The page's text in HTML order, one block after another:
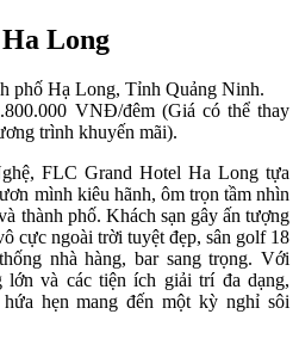
Long
phố Hạ Long, Tỉnh Quảng Ninh.
VNĐ/đêm (Giá có thể thay
trình khuyến mãi).
FLC Grand Hotel Ha Long tựa
mình kiêu hãnh, ôm trọn tầm nhìn
thành phố. Khách sạn gây ấn tượng
cực ngoài trời tuyệt đẹp, sân golf 18
nhà hàng, bar sang trọng. Với
lớn và các tiện ích giải trí đa dạng,
hẹn mang đến một kỳ nghỉ sôi